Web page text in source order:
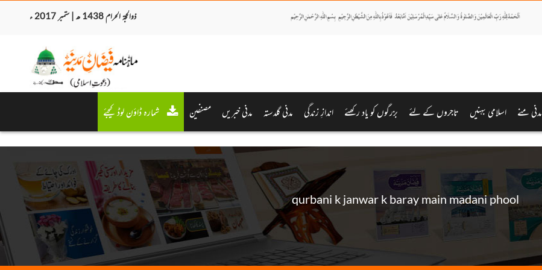
ذوالحجۃ الحرام 1438 ھ | ستمبر 2017 ء
مدنی منے اسلامی بہنیں تاجروں کے لئے بزرگوں کو یاد رکھئے اندازِ زندگی مدنی گلدستہ مدنی خبریں مصنفین شمارہ ڈاؤن لوڈ کیجئے
qurbani k janwar k baray main madani phool